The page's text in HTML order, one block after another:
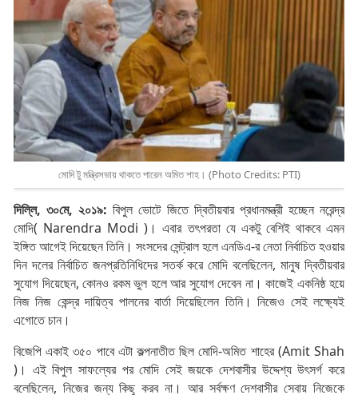
মোদি টু মন্ত্রিসভায় থাকতে পারেন অমিত শাহ। (Photo Credits: PTI)
দিল্লি, ৩০মে, ২০১৯: বিপুল ভোটে জিতে দ্বিতীয়বার প্রধানমন্ত্রী হচ্ছেন নরেন্দ্র
মোদি( Narendra Modi )। এবার তৎপরতা যে একটু বেশিই থাকবে এমন
ইঙ্গিত আগেই দিয়েছেন তিনি। সংসদের সেন্ট্রাল হলে এনডিএ-র নেতা নির্বাচিত হওয়ার
দিন দলের নির্বাচিত জনপ্রতিনিধিদের সতর্ক করে মোদি বলেছিলেন, মানুষ দ্বিতীয়বার
সুযোগ দিয়েছেন, কোনও রকম ভুল হলে আর সুযোগ দেবেন না। কাজেই একনিষ্ঠ হয়ে
নিজ নিজ কেন্দ্র দায়িত্ব পালনের বার্তা দিয়েছিলেন তিনি। নিজেও সেই লক্ষ্যেই
এগোতে চান।
বিজেপি একাই ৩৫০ পাবে এটা কল্পনাতীত ছিল মোদি-অমিত শাহের (Amit Shah
)। এই বিপুল সাফল্যের পর মোদি সেই জয়কে দেশবাসীর উদ্দেশ্য উৎসর্গ করে
বলেছিলেন, নিজের জন্য কিছু করব না। আর সর্বক্ষণ দেশবাসীর সেবায় নিজেকে